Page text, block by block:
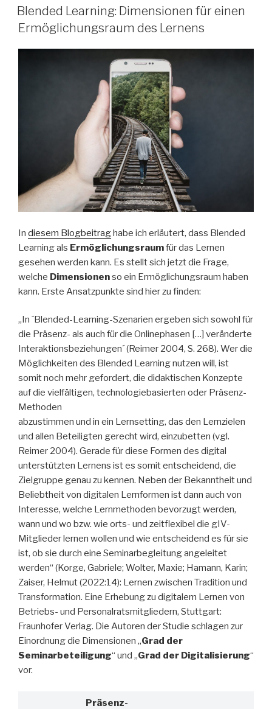
AM
Blended Learning: Dimensionen für einen
Ermöglichungsraum des Lernens
In diesem Blogbeitraghabe ich erläutert, dass Blended
Learning als Ermöglichungsraumfür das Lernen
gesehen werden kann. Es stellt sich jetzt die Frage,
welche Dimensionenso ein Ermöglichungsraum haben
kann. Erste Ansatzpunkte sind hier zu finden:
„In ´Blended-Learning-Szenarien ergeben sich sowohl für
die Präsenz- als auch für die Onlinephasen […] veränderte
Interaktionsbeziehungen´ (Reimer 2004, S. 268). Wer die
Möglichkeiten des Blended Learning nutzen will, ist
somit noch mehr gefordert, die didaktischen Konzepte
auf die vielfältigen, technologiebasierten oder Präsenz-
Methoden
abzustimmen und in ein Lernsetting, das den Lernzielen
und allen Beteiligten gerecht wird, einzubetten (vgl.
Reimer 2004). Gerade für diese Formen des digital
unterstützten Lernens ist es somit entscheidend, die
Zielgruppe genau zu kennen. Neben der Bekanntheit und
Beliebtheit von digitalen Lernformen ist dann auch von
Interesse, welche Lernmethoden bevorzugt werden,
wann und wo bzw. wie orts- und zeitflexibel die gIV-
Mitglieder lernen wollen und wie entscheidend es für sie
ist, ob sie durch eine Seminarbegleitung angeleitet
werden“ (Korge, Gabriele; Wolter, Maxie; Hamann, Karin;
Zaiser, Helmut (2022:14): Lernen zwischen Tradition und
Transformation. Eine Erhebung zu digitalem Lernen von
Betriebs- und Personalratsmitgliedern, Stuttgart:
Fraunhofer Verlag. Die Autoren der Studie schlagen zur
Einordnung die Dimensionen „Grad der
Seminarbeteiligung“ und „Grad der Digitalisierung“
vor.
Präsenz-